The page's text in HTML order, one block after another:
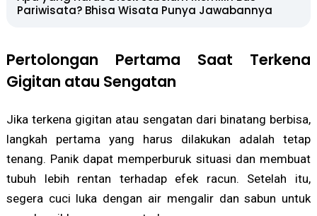
Pariwisata? Bhisa Wisata Punya Jawabannya
Pertolongan Pertama Saat Terkena
Gigitan atau Sengatan
Jika terkena gigitan atau sengatan dari binatang berbisa,
langkah pertama yang harus dilakukan adalah tetap
tenang. Panik dapat memperburuk situasi dan membuat
tubuh lebih rentan terhadap efek racun. Setelah itu,
segera cuci luka dengan air mengalir dan sabun untuk